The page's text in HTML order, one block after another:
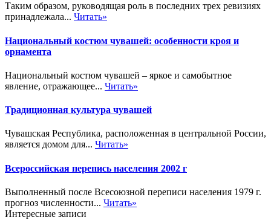
Таким образом, руководящая роль в последних трех ревизиях
принадлежала... Читать»
Национальный костюм чувашей: особенности кроя и
орнамента
Национальный костюм чувашей – яркое и самобытное
явление, отражающее... Читать»
Традиционная культура чувашей
Чувашская Республика, расположенная в центральной России,
является домом для... Читать»
Всероссийская перепись населения 2002 г
Выполненный после Всесоюзной переписи населения 1979 г.
прогноз численности... Читать»
Интересные записи